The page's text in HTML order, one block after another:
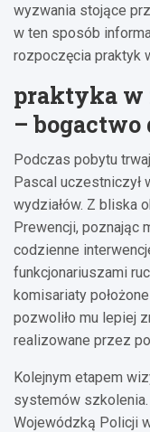
wyzwania stojące
w ten sposób
rozpoczęcia praktyk
praktyka w
– bogactwo
Podczas pobytu
Pascal uczestniczył
wydziałów. Z bliska
Prewencji, poznając
codzienne
funkcjonariuszami
komisariaty
pozwoliło mu lepiej
realizowane przez
Kolejnym etapem
systemów
Wojewódzką Policji